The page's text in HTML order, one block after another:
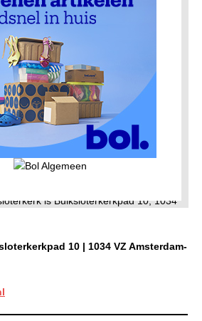
intieme en interactieve
want iedereen is toch wel eens
presentatrice, actrice
Dirk Scheele is ze op tv te zien op de
bewerkt Joes altijd populaire
Mannetje, haar nieuwste voorstelling,
dag uit het leven van… Bang
is gebaseerd op het gelijknamige
Stein en Mies van Hout.
is Buiksloterkerkpad 10, 1034
10 | 1034 VZ Amsterdam-